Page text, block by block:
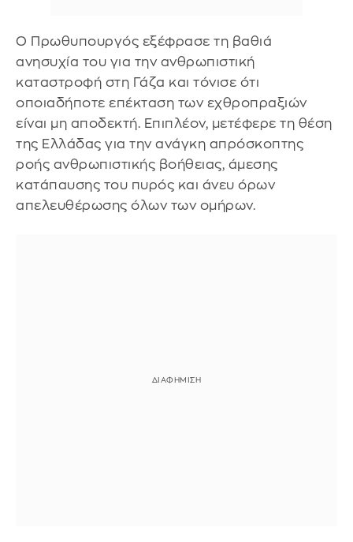
Ο Πρωθυπουργός εξέφρασε τη βαθιά
ανησυχία του για την ανθρωπιστική
καταστροφή στη Γάζα και τόνισε ότι
οποιαδήποτε επέκταση των εχθροπραξιών
είναι μη αποδεκτή. Επιπλέον, μετέφερε τη θέση
της Ελλάδας για την ανάγκη απρόσκοπτης
ροής ανθρωπιστικής βοήθειας, άμεσης
κατάπαυσης του πυρός και άνευ όρων
απελευθέρωσης όλων των ομήρων.